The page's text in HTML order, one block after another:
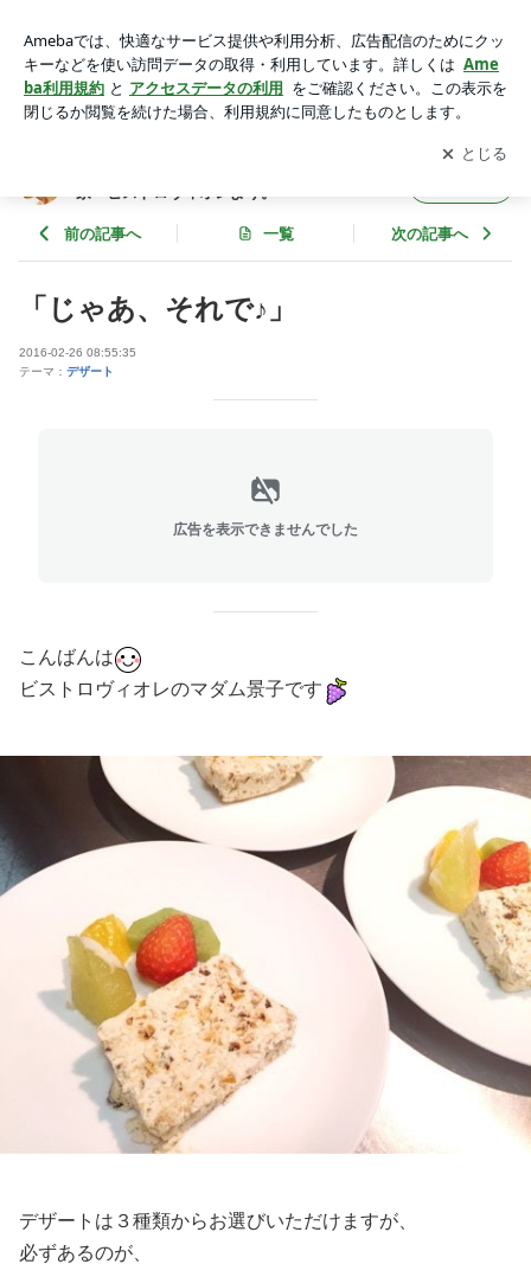
隠れ家・ビストロヴィオレより。
アプリをダウンロードして ブログの更新通知
を受け取りまし
ょう。
開く
家・ビストロヴィオレより。
前の記事へ 一覧 次の記事へ
「じゃあ、それで♪」
2016-02-26 08:55:35
テーマ： デザート
広告を表示できませんでした
こんばんは
ビストロヴィオレのマダム景子です
デザートは３種類からお選びいただけますが、
必ずあるのが、